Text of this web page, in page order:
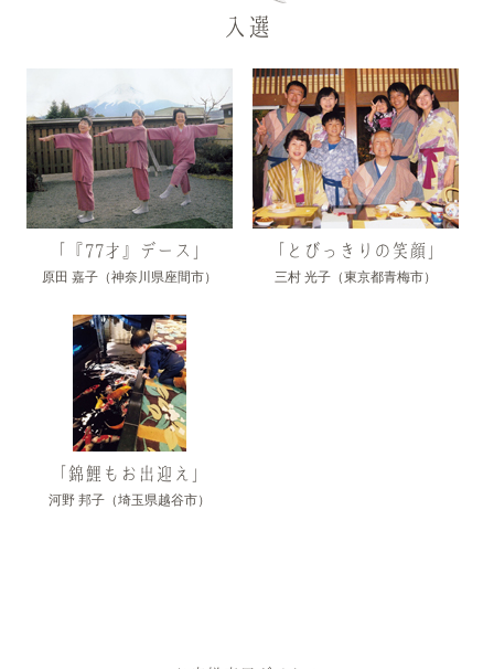
入選
「『77才』デース」
原田 嘉子（神奈川県座間市）
「とびっきりの笑顔」
三村 光子（東京都青梅市）
「錦鯉もお出迎え」
河野 邦子（埼玉県越谷市）